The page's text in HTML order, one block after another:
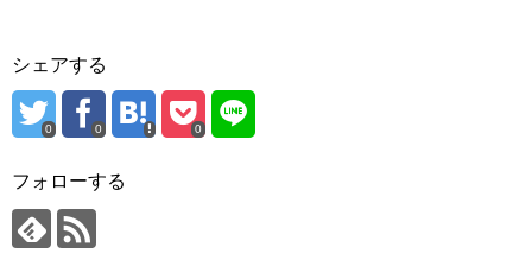
シェアする
0 0 0
フォローする